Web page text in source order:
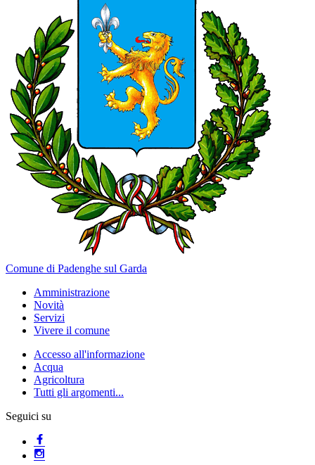
Comune di Padenghe sul Garda
Amministrazione
Novità
Servizi
Vivere il comune
Accesso all'informazione
Acqua
Agricoltura
Tutti gli argomenti...
Seguici su